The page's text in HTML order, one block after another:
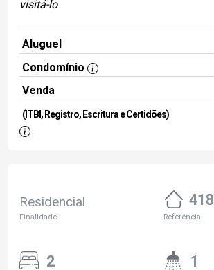
visitá-lo
Aluguel
Condomínio
Venda
(ITBI, Registro, Escritura e Certidões)
Residencial
Finalidade Referência
2 1